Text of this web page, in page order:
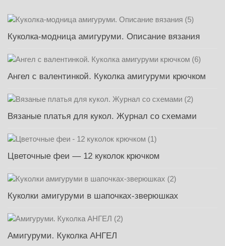
Куколка-модница амигуруми. Описание вязания
Ангел с валентинкой. Куколка амигуруми крючком
Вязаные платья для кукол. Журнал со схемами
Цветочные феи — 12 куколок крючком
Куколки амигуруми в шапочках-зверюшках
Амигуруми. Куколка АНГЕЛ